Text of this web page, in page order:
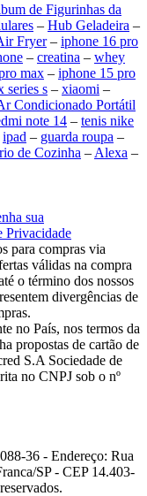
de Figurinhas da
– Hub Geladeira –
Fryer– iphone 16 pro
– creatina – whey
max – iphone 15 pro
series s – xiaomi –
Condicionado Portátil
note 14 – tenis nike
ipad – guarda roupa –
de Cozinha – Alexa –
sua
Privacidade
para compras via
válidas na compra
o término dos nossos
divergências de
no País, nos termos da
propostas de cartão de
S.A Sociedade de
no CNPJ sob o nº
36 - Endereço: Rua
SP - CEP 14.403-